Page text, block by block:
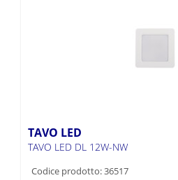
TAVO LED
TAVO LED DL 12W-NW
Codice prodotto: 36517